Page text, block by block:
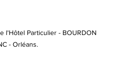
l'Hôtel Particulier - BOURDON
- Orléans.